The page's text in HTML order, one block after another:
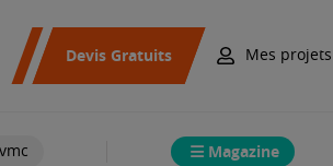
Devis Gratuits Mes projets
Magazine